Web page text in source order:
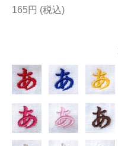
規約
大量購入・法人向けの購入の
165円